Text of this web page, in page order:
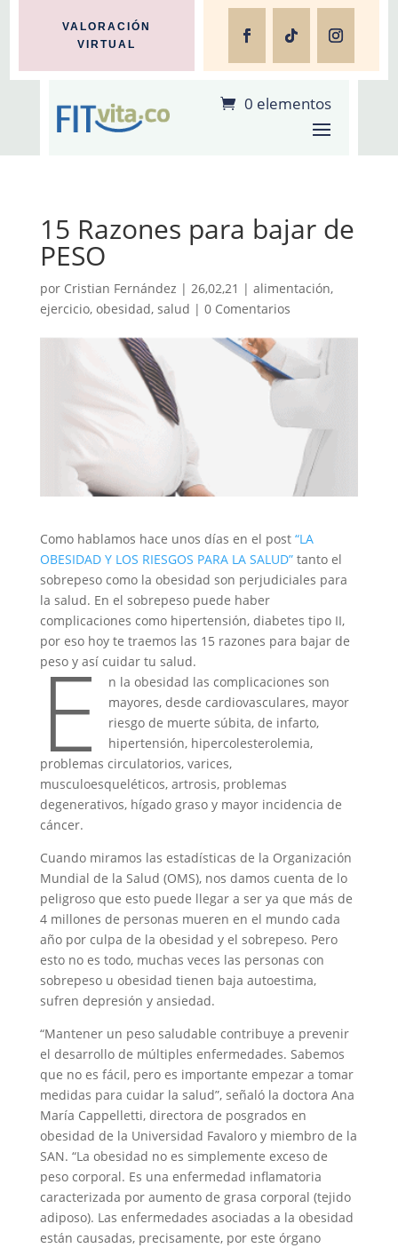
VALORACIÓN
VIRTUAL
0 elementos
15 Razones para bajar de
PESO
por Cristian Fernández | 26,02,21 | alimentación,
ejercicio, obesidad, salud | 0 Comentarios
Como hablamos hace unos días en el post “LA
OBESIDAD Y LOS RIESGOS PARA LA SALUD”tanto el
sobrepeso como la obesidad son perjudiciales para
la salud. En el sobrepeso puede haber
complicaciones como hipertensión, diabetes tipo II,
por eso hoy te traemos las 15 razones para bajar de
peso y así cuidar tu salud.
E
n la obesidad las complicaciones son
mayores, desde cardiovasculares, mayor
riesgo de muerte súbita, de infarto,
hipertensión, hipercolesterolemia,
problemas circulatorios, varices,
musculoesqueléticos, artrosis, problemas
degenerativos, hígado graso y mayor incidencia de
cáncer.
Cuando miramos las estadísticas de la Organización
Mundial de la Salud (OMS), nos damos cuenta de lo
peligroso que esto puede llegar a ser ya que más de
4 millones de personas mueren en el mundo cada
año por culpa de la obesidad y el sobrepeso. Pero
esto no es todo, muchas veces las personas con
sobrepeso u obesidad tienen baja autoestima,
sufren depresión y ansiedad.
“Mantener un peso saludable contribuye a prevenir
el desarrollo de múltiples enfermedades. Sabemos
que no es fácil, pero es importante empezar a tomar
medidas para cuidar la salud”, señaló la doctora Ana
María Cappelletti, directora de posgrados en
obesidad de la Universidad Favaloro y miembro de la
SAN. “La obesidad no es simplemente exceso de
peso corporal. Es una enfermedad inflamatoria
caracterizada por aumento de grasa corporal (tejido
adiposo). Las enfermedades asociadas a la obesidad
están causadas, precisamente, por este órgano